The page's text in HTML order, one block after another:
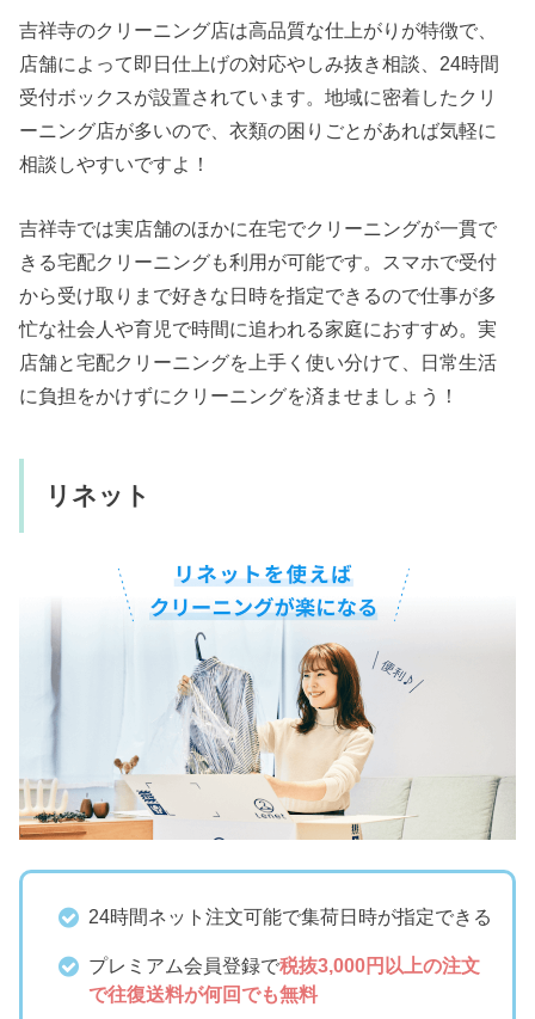
吉祥寺のクリーニング店は高品質な仕上がりが特徴で、
店舗によって即日仕上げの対応やしみ抜き相談、24時間
受付ボックスが設置されています。地域に密着したクリ
ーニング店が多いので、衣類の困りごとがあれば気軽に
相談しやすいですよ！
吉祥寺では実店舗のほかに在宅でクリーニングが一貫で
きる宅配クリーニングも利用が可能です。スマホで受付
から受け取りまで好きな日時を指定できるので仕事が多
忙な社会人や育児で時間に追われる家庭におすすめ。実
店舗と宅配クリーニングを上手く使い分けて、日常生活
に負担をかけずにクリーニングを済ませましょう！
リネット
24時間ネット注文可能で集荷日時が指定できる
プレミアム会員登録で税抜3,000円以上の注文
で往復送料が何回でも無料